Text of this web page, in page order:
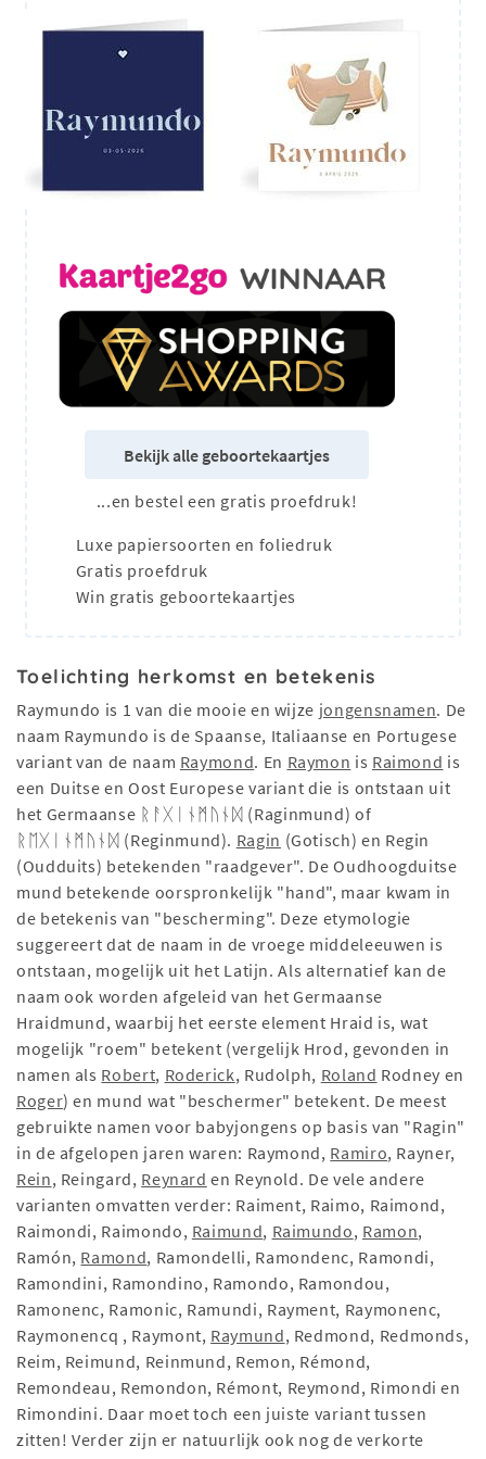
Bekijk alle geboortekaartjes
...en bestel een gratis proefdruk!
Luxe papiersoorten en foliedruk
Gratis proefdruk
Win gratis geboortekaartjes
Toelichting herkomst en betekenis
Raymundo is 1 van die mooie en wijze jongensnamen. De
naam Raymundo is de Spaanse, Italiaanse en Portugese
variant van de naam Raymond. En Raymon is Raimond is
een Duitse en Oost Europese variant die is ontstaan ​​uit
het Germaanse ᚱᚨᚷᛁᚾᛗᚢᚾᛞ (Raginmund) of
ᚱᛖᚷᛁᚾᛗᚢᚾᛞ (Reginmund). Ragin (Gotisch) en Regin
(Oudduits) betekenden "raadgever". De Oudhoogduitse
mund betekende oorspronkelijk "hand", maar kwam in
de betekenis van "bescherming". Deze etymologie
suggereert dat de naam in de vroege middeleeuwen is
ontstaan, mogelijk uit het Latijn. Als alternatief kan de
naam ook worden afgeleid van het Germaanse
Hraidmund, waarbij het eerste element Hraid is, wat
mogelijk "roem" betekent (vergelijk Hrod, gevonden in
namen als Robert, Roderick, Rudolph, Roland Rodney en
Roger) en mund wat "beschermer" betekent. De meest
gebruikte namen voor babyjongens op basis van "Ragin"
in de afgelopen jaren waren: Raymond, Ramiro, Rayner,
Rein, Reingard, Reynard en Reynold. De vele andere
varianten omvatten verder: Raiment, Raimo, Raimond,
Raimondi, Raimondo, Raimund, Raimundo, Ramon,
Ramón, Ramond, Ramondelli, Ramondenc, Ramondi,
Ramondini, Ramondino, Ramondo, Ramondou,
Ramonenc, Ramonic, Ramundi, Rayment, Raymonenc,
Raymonencq , Raymont, Raymund, Redmond, Redmonds,
Reim, Reimund, Reinmund, Remon, Rémond,
Remondeau, Remondon, Rémont, Reymond, Rimondi en
Rimondini. Daar moet toch een juiste variant tussen
zitten! Verder zijn er natuurlijk ook nog de verkorte